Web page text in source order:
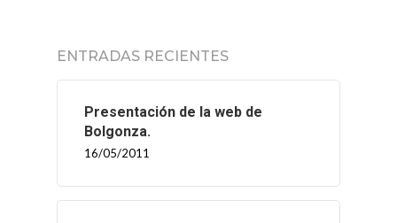
ENTRADAS RECIENTES
Presentación de la web de
Bolgonza.
16/05/2011